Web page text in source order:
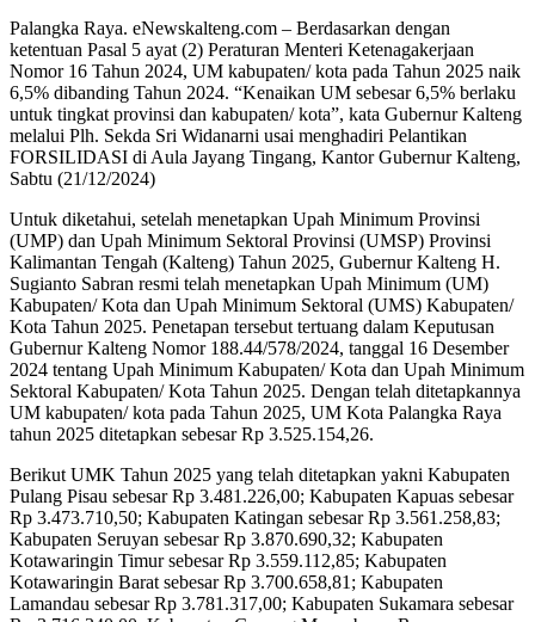
Palangka Raya. eNewskalteng.com – Berdasarkan dengan
ketentuan Pasal 5 ayat (2) Peraturan Menteri Ketenagakerjaan
Nomor 16 Tahun 2024, UM kabupaten/ kota pada Tahun 2025 naik
6,5% dibanding Tahun 2024. “Kenaikan UM sebesar 6,5% berlaku
untuk tingkat provinsi dan kabupaten/ kota”, kata Gubernur Kalteng
melalui Plh. Sekda Sri Widanarni usai menghadiri Pelantikan
FORSILIDASI di Aula Jayang Tingang, Kantor Gubernur Kalteng,
Sabtu (21/12/2024)
Untuk diketahui, setelah menetapkan Upah Minimum Provinsi
(UMP) dan Upah Minimum Sektoral Provinsi (UMSP) Provinsi
Kalimantan Tengah (Kalteng) Tahun 2025, Gubernur Kalteng H.
Sugianto Sabran resmi telah menetapkan Upah Minimum (UM)
Kabupaten/ Kota dan Upah Minimum Sektoral (UMS) Kabupaten/
Kota Tahun 2025. Penetapan tersebut tertuang dalam Keputusan
Gubernur Kalteng Nomor 188.44/578/2024, tanggal 16 Desember
2024 tentang Upah Minimum Kabupaten/ Kota dan Upah Minimum
Sektoral Kabupaten/ Kota Tahun 2025. Dengan telah ditetapkannya
UM kabupaten/ kota pada Tahun 2025, UM Kota Palangka Raya
tahun 2025 ditetapkan sebesar Rp 3.525.154,26.
Berikut UMK Tahun 2025 yang telah ditetapkan yakni Kabupaten
Pulang Pisau sebesar Rp 3.481.226,00; Kabupaten Kapuas sebesar
Rp 3.473.710,50; Kabupaten Katingan sebesar Rp 3.561.258,83;
Kabupaten Seruyan sebesar Rp 3.870.690,32; Kabupaten
Kotawaringin Timur sebesar Rp 3.559.112,85; Kabupaten
Kotawaringin Barat sebesar Rp 3.700.658,81; Kabupaten
Lamandau sebesar Rp 3.781.317,00; Kabupaten Sukamara sebesar